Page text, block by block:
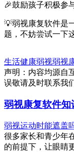
🎉鼓励孩子积极参
💡弱视康复软件是
题，不妨尝试一下
生活健康弱视弱视
声明：内容均源自
误敬请及时联系我
弱视康复软件知
弱视运动时能遮盖
很多家长和青少年
的前提下，让眼睛